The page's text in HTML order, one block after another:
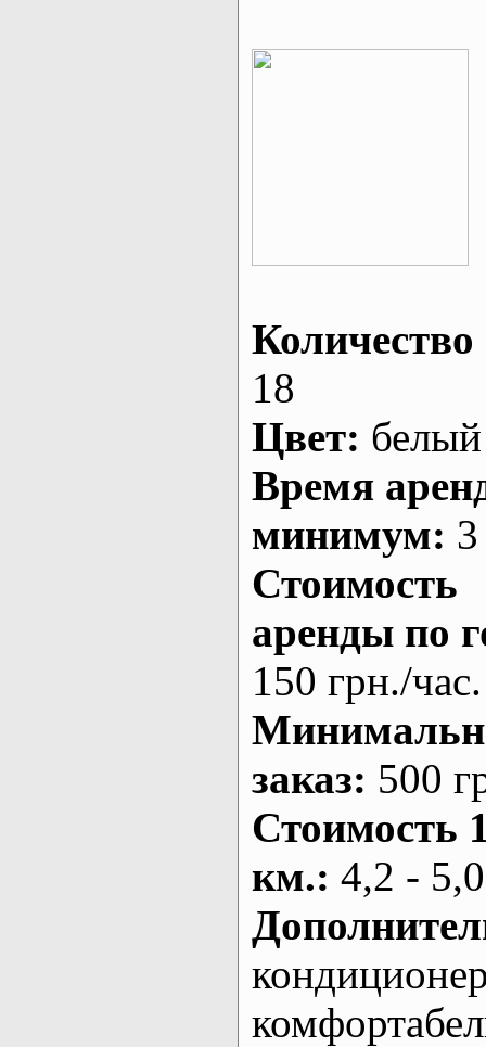
Количество
18
Цвет: белый
Время
минимум:
Стоимость
аренды по
150 грн./час.
заказ: 500
Стоимость
км.: 4,2 -